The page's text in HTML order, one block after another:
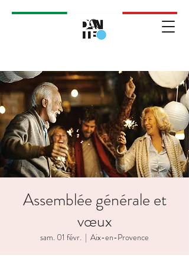
Assemblée générale et
vœux
sam. 01 févr.
  |
Aix-en-Provence